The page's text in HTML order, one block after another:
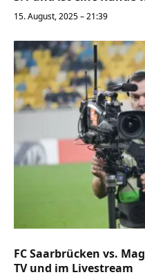
15. August, 2025 – 21:39
FC Saarbrücken vs.
TV und im Livestream